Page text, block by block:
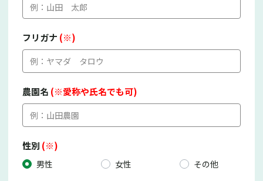
フリガナ (※)
農園名 (※愛称や氏名でも可)
性別 (※)
男性 女性 その他